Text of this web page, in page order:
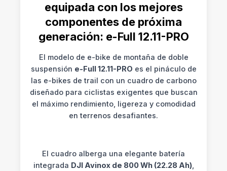
equipada con los mejores
componentes de próxima
generación: e-Full 12.11-PRO
El modelo de e-bike de montaña de doble
suspensión e-Full 12.11-PRO es el pináculo de
las e-bikes de trail con un cuadro de carbono
diseñado para ciclistas exigentes que buscan
el máximo rendimiento, ligereza y comodidad
en terrenos desafiantes.
El cuadro alberga una elegante batería
integrada DJI Avinox de 800 Wh (22.28 Ah),